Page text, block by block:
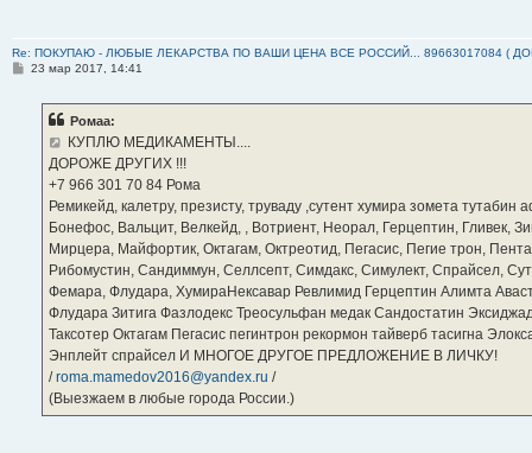
Re: ПОКУПАЮ - ЛЮБЫЕ ЛЕКАРСТВА ПО ВАШИ ЦЕНА ВСЕ РОССИЙ... 89663017084 (
С23 мар 2017, 14:41
Ромаа:
КУПЛЮ МЕДИКАМЕНТЫ....
ДОРОЖЕ ДРУГИХ !!!
‪+7 966 301 70 84‬ Рома
Ремикейд, калетру, презисту, труваду ,сутент хумира зомета
Бонефос, Вальцит, Велкейд, , Вотриент, Неорал, Герцептин, Гливек,
Мирцера, Майфортик, Октагам, Октреотид, Пегасис, Пегие трон,
Рибомустин, Сандиммун, Селлсепт, Симдакс, Симулект, Спрайсел,
Фемара, Флудара, ХумираНексавар Ревлимид Герцептин Алимта
Флудара Зитига Фазлодекс Треосульфан медак Сандостатин
Таксотер Октагам Пегасис пегинтрон рекормон тайверб тасигна
Энплейт спрайсел И МНОГОЕ ДРУГОЕ ПРЕДЛОЖЕНИЕ В ЛИЧКУ!
/roma.mamedov2016@yandex.ru /
(Выезжаем в любые города России.)